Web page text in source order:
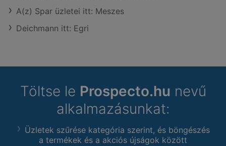
A(z) Spar üzletei itt: Meszes
Deichmann itt: Egri
Töltse le Prospecto.hu nevű
alkalmazásunkat:
Üzletek szűrése kategória szerint, és böngészés
a termékek és a akciós újságok között